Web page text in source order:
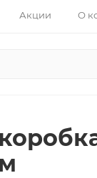
Акции О